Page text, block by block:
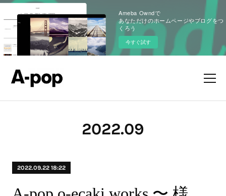
Ameba Owndで
あなただけのホームページやブログをつ
くろう
今すぐ試す
2022.09
2022.09.22 18:22